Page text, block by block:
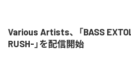
Various Artists、「BASS
RUSH-」を配信開始